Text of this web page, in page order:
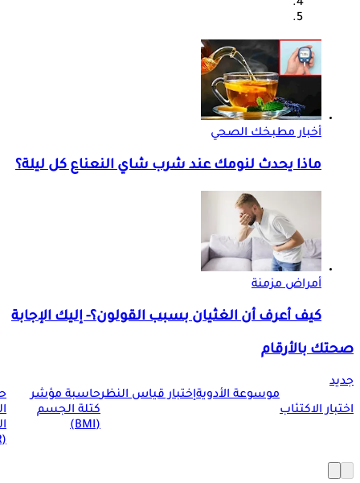
أخبار مطبخك الصحي
ماذا يحدث لنومك عند شرب شاي النعناع كل ليلة؟
أمراض مزمنة
كيف أعرف أن الغثيان بسبب القولون؟- إليك الإجابة
صحتك بالأرقام
جديد
اختبار الاكتئاب
موسوعة الأدويةإختبار قياس النظرحاسبة مؤشر
كتلة الجسم
(BMI)
(BMR)